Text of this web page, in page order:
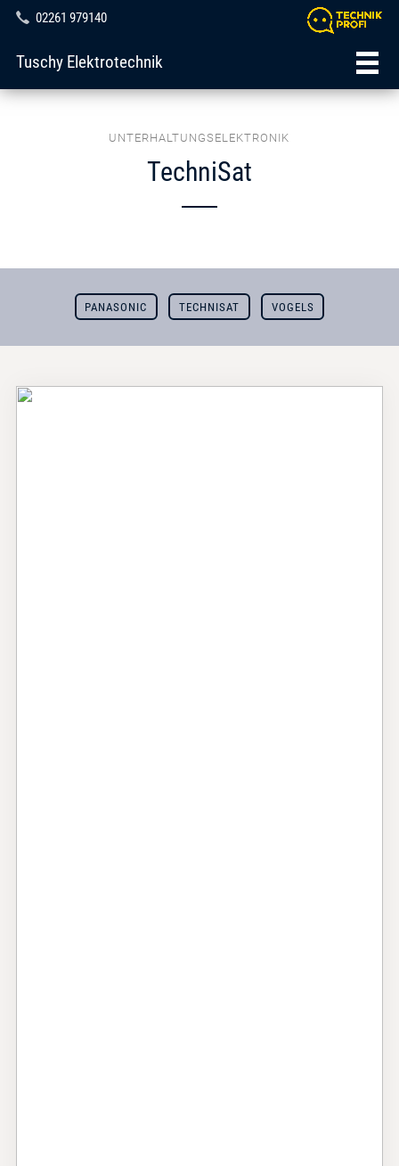
02261 979140
Tuschy Elektrotechnik
UNTERHALTUNGSELEKTRONIK
TechniSat
PANASONIC TECHNISAT VOGELS